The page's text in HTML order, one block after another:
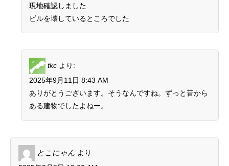
現地確認しました
ビルを壊しているところでした
tkc より:
2025年9月11日 8:43 AM
ありがとうございます。そうなんですね。ずっと昔から
ある建物でしたよねー。
とこにゃん より: